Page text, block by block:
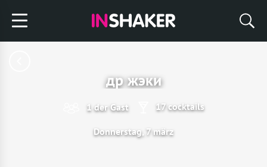
др жэки
1 der Gast 17 cocktails
Donnerstag, 7 märz